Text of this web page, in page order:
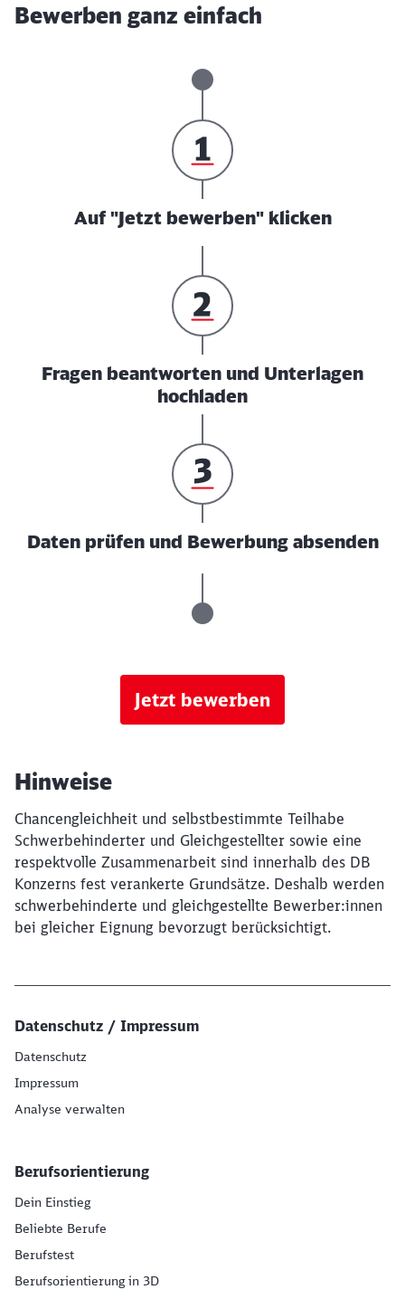
Bewerben ganz einfach
Auf "Jetzt bewerben" klicken
Fragen beantworten und Unterlagen
hochladen
Daten prüfen und Bewerbung absenden
Jetzt bewerben
Hinweise
Chancengleichheit und selbstbestimmte Teilhabe
Schwerbehinderter und Gleichgestellter sowie eine
respektvolle Zusammenarbeit sind innerhalb des DB
Konzerns fest verankerte Grundsätze. Deshalb werden
schwerbehinderte und gleichgestellte Bewerber:innen
bei gleicher Eignung bevorzugt berücksichtigt.
Datenschutz / Impressum
Datenschutz
Impressum
Analyse verwalten
Berufsorientierung
Dein Einstieg
Beliebte Berufe
Berufstest
Berufsorientierung in 3D